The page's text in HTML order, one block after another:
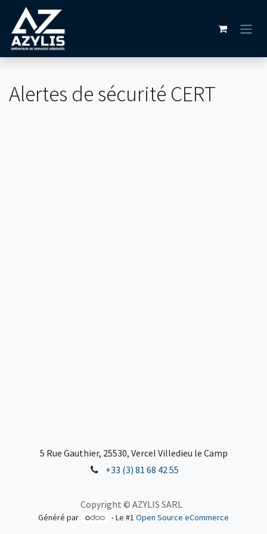
Se rendre au contenu
Alertes de sécurité CERT
5 Rue Gauthier, 25530, Vercel Villedieu le Camp
+33 (3) 81 68 42 55
Copyright © AZYLIS SARL
Généré par - Le #1 Open Source eCommerce